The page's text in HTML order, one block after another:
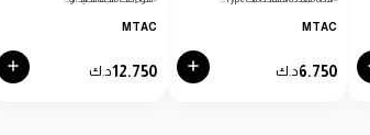
MTAC
6.750د.ك
MTAC
12.750د.ك